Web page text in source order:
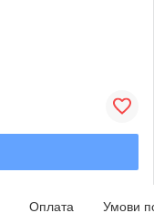
Оплата Умови